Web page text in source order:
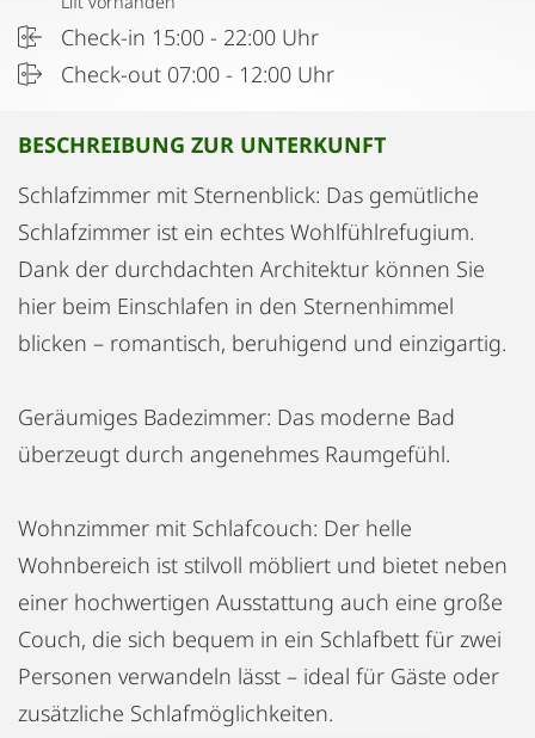
Check-in 15:00 - 22:00 Uhr
Check-out 07:00 - 12:00 Uhr
BESCHREIBUNG ZUR UNTERKUNFT
Schlafzimmer mit Sternenblick: Das gemütliche
Schlafzimmer ist ein echtes Wohlfühlrefugium.
Dank der durchdachten Architektur können Sie
hier beim Einschlafen in den Sternenhimmel
blicken – romantisch, beruhigend und einzigartig.
Geräumiges Badezimmer: Das moderne Bad
überzeugt durch angenehmes Raumgefühl.
Wohnzimmer mit Schlafcouch: Der helle
Wohnbereich ist stilvoll möbliert und bietet neben
einer hochwertigen Ausstattung auch eine große
Couch, die sich bequem in ein Schlafbett für zwei
Personen verwandeln lässt – ideal für Gäste oder
zusätzliche Schlafmöglichkeiten.